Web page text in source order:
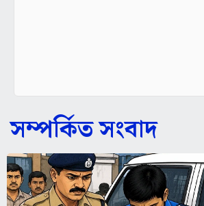
সম্পর্কিত সংবাদ